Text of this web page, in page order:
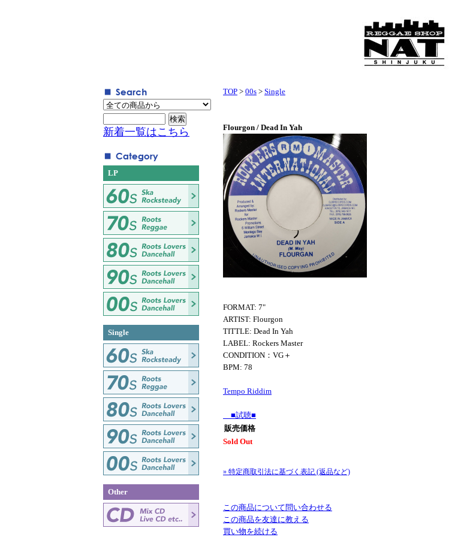
TOP > 00s > Single
Flourgon / Dead In Yah
FORMAT: 7"
ARTIST: Flourgon
TITTLE: Dead In Yah
LABEL: Rockers Master
CONDITION：VG＋
BPM: 78
Tempo Riddim
■試聴■
販売価格
Sold Out
» 特定商取引法に基づく表記 (返品など)
この商品について問い合わせる
この商品を友達に教える
買い物を続ける
新着一覧はこちら
LP
Single
Other